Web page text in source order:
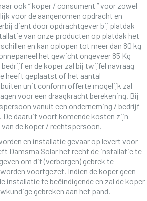
ook “ koper / consument ” voor zowel
voor de aangenomen opdracht en
dient door opdrachtgever bij platdak
van onze producten op platdak het
en kan oplopen tot meer dan 80 kg
het gewicht ongeveer 85 Kg
en de koper zal bij twijfel navraag
heeft geplaatst of het aantal
unit conform offerte mogelijk zal
voor een draagkracht berekening. Bij
vanuit een onderneming / bedrijf
De daaruit voort komende kosten zijn
de koper / rechtspersoon.
en installatie gevaar op levert voor
Damsma Solar het recht de installatie te
om dit (verborgen) gebrek te
voortgezet. Indien de koper geen
installatie te beëindigende en zal de koper
gebreken aan het pand.